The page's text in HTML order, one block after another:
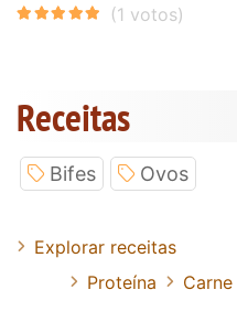
Receitas
Bifes Ovos
Explorar receitas
Proteína